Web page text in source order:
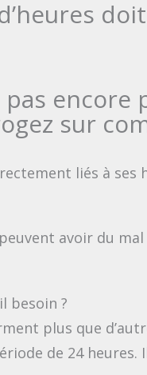
pas
sur
liés à
avoir du
besoin ?
plus que
de 24